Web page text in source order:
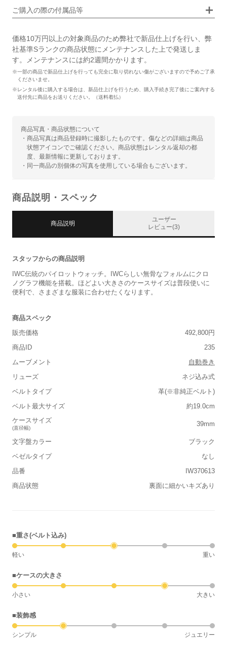
ご購入の際の付属品等
価格10万円以上の対象商品のため弊社で新品仕上げを行い、弊
社基準Sランクの商品状態にメンテナンスした上で発送しま
す。メンテナンスには約2週間かかります。
※一部の商品で新品仕上げを行っても完全に取り切れない傷がございますので予めご了承
くださいませ。
※レンタル後に購入する場合は、新品仕上げを行うため、購入手続き完了後にご案内する
送付先に商品をお送りください。（送料着払）
商品写真・商品状態について
・商品写真は商品登録時に撮影したものです。傷などの詳細は商品
状態アイコンでご確認ください。商品状態はレンタル返却の都
度、最新情報に更新しております。
・同一商品の別個体の写真を使用している場合もございます。
商品説明・スペック
商品説明
ユーザー
レビュー(3)
スタッフからの商品説明
IWC伝統のパイロットウォッチ。IWCらしい無骨なフォルムにクロ
ノグラフ機能を搭載。ほどよい大きさのケースサイズは普段使いに
便利で、さまざまな服装に合わせたくなります。
商品スペック
販売価格
492,800円
商品ID
235
ムーブメント
自動巻き
リューズ
ネジ込み式
ベルトタイプ
革(※非純正ベルト)
ベルト最大サイズ
約19.0cm
ケースサイズ
(直径幅)
39mm
文字盤カラー
ブラック
ベゼルタイプ
なし
品番
IW370613
商品状態
裏面に細かいキズあり
■重さ(ベルト込み)
軽い 重い
■ケースの大きさ
小さい 大きい
■装飾感
シンプル ジュエリー